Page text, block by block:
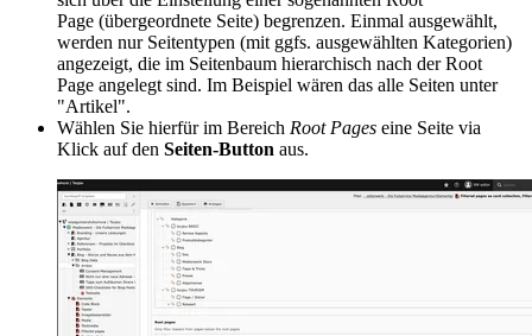
Page (übergeordnete Seite) begrenzen. Einmal ausgewählt,
werden nur Seitentypen (mit ggfs. ausgewählten Kategorien)
angezeigt, die im Seitenbaum hierarchisch nach der Root
Page angelegt sind. Im Beispiel wären das alle Seiten unter
"Artikel".
Wählen Sie hierfür im Bereich Root Pages eine Seite via
Klick auf den Seiten-Button aus.